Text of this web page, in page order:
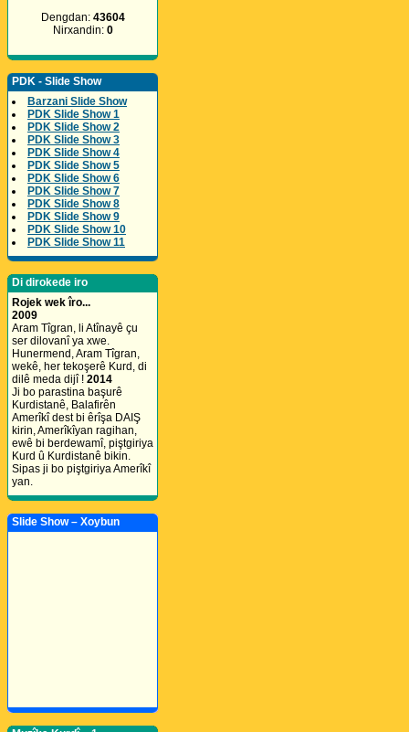
Dengdan: 43604
Nirxandin: 0
PDK - Slide Show
Barzani Slide Show
PDK Slide Show 1
PDK Slide Show 2
PDK Slide Show 3
PDK Slide Show 4
PDK Slide Show 5
PDK Slide Show 6
PDK Slide Show 7
PDK Slide Show 8
PDK Slide Show 9
PDK Slide Show 10
PDK Slide Show 11
Di dirokede iro
Rojek wek îro...
2009
Aram Tîgran, li Atînayê çu
ser dilovanî ya xwe.
Hunermend, Aram Tîgran,
wekê, her tekoşerê Kurd, di
dilê meda dijî ! 2014
Ji bo parastina başurê
Kurdistanê, Balafirên
Amerîkî dest bi êrîşa DAIŞ
kirin, Amerîkîyan ragihan,
ewê bi berdewamî, piştgiriya
Kurd û Kurdistanê bikin.
Sipas ji bo piştgiriya Amerîkî
yan.
Slide Show – Xoybun